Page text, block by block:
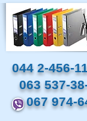
044 2-456-
063 537-
067 974-